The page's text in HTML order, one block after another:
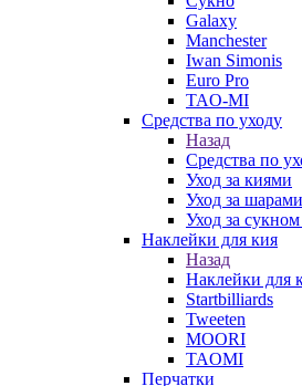
Galaxy
Manchester
Iwan Simonis
Euro Pro
TAO-MI
Средства по уходу
Назад
Средства по
Уход за киями
Уход за шарами
Уход за
Наклейки для кия
Назад
Наклейки для
Startbilliards
Tweeten
MOORI
TAOMI
Перчатки